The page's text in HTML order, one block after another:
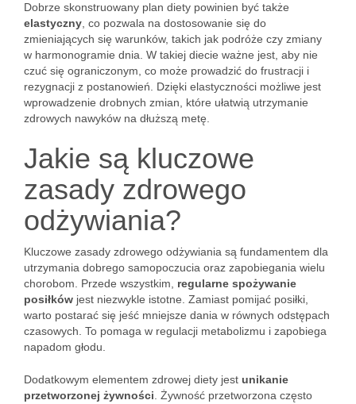
Dobrze skonstruowany plan diety powinien być także
elastyczny , co pozwala na dostosowanie się do
zmieniających się warunków, takich jak podróże czy zmiany
w harmonogramie dnia. W takiej diecie ważne jest, aby nie
czuć się ograniczonym, co może prowadzić do frustracji i
rezygnacji z postanowień. Dzięki elastyczności możliwe jest
wprowadzenie drobnych zmian, które ułatwią utrzymanie
zdrowych nawyków na dłuższą metę.
Jakie są kluczowe
zasady zdrowego
odżywiania?
Kluczowe zasady zdrowego odżywiania są fundamentem dla
utrzymania dobrego samopoczucia oraz zapobiegania wielu
chorobom. Przede wszystkim, regularne spożywanie
posiłków jest niezwykle istotne. Zamiast pomijać posiłki,
warto postarać się jeść mniejsze dania w równych odstępach
czasowych. To pomaga w regulacji metabolizmu i zapobiega
napadom głodu.
Dodatkowym elementem zdrowej diety jest unikanie
przetworzonej żywności . Żywność przetworzona często